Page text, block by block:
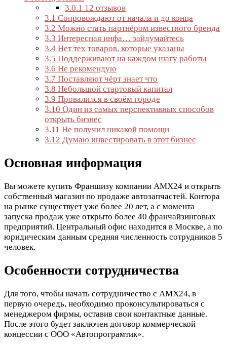
3.0.1 12 отзывов
3.1 Сопровождают от начала и до конца
3.2 Можно стать партнёром известного бренда
3.3 Интересная инфа… зайдумайтесь
3.4 Нет тех товаров, которые указаны
3.5 Поддерживают на каждом шагу работы
3.6 Не рекомендую
3.7 Поставляют чёрт знает что
3.8 Небольшой стартовый капитал
3.9 Провалился в своём городе
3.10 Один из самых перспективных способов
открыть бизнес
3.11 Не получил никакой помощи
3.12 Думаю инвестировать в этот бизнес
Основная информация
Вы можете купить Франшизу компании AMX24 и открыть
собственный магазин по продаже автозапчастей. Контора
на рынке существует уже более 20 лет, а с момента
запуска продаж уже открыто более 40 франчайзинговых
предприятий. Центральный офис находится в Москве, а по
юридическим данным средняя численность сотрудников 5
человек.
Особенности сотрудничества
Для того, чтобы начать сотрудничество с AMX24, в
первую очередь, необходимо проконсультироваться с
менеджером фирмы, оставив свои контактные данные.
После этого будет заключен договор коммерческой
концессии с ООО «Автопрограмтик».